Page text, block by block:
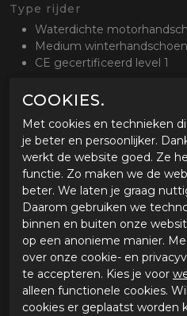
Type rijder
Waterdichte
Medium winterhandschoen
CE gecertificeerd level 1
Drytech waterdicht
WarmTech thermische
Ergo Protech PVC
protector onder nylon
Ergo Protech zachte TPR
(palm slider)
Diverse paddings en
Polsversteller met
stretch
Halve manchet met
Touchscreen systeem
COOKIES.
Met cookies en technieken
je beter en persoonlijker.
werkt de website goed. Ze
functie. Zo maken we de
beter. We laten je graag
Daarom gebruiken we
binnen en buiten onze
op een anonieme manier.
over onze cookie- en
te accepteren. Kies je voor
alleen functionele cookies.
cookies er geplaatst worden